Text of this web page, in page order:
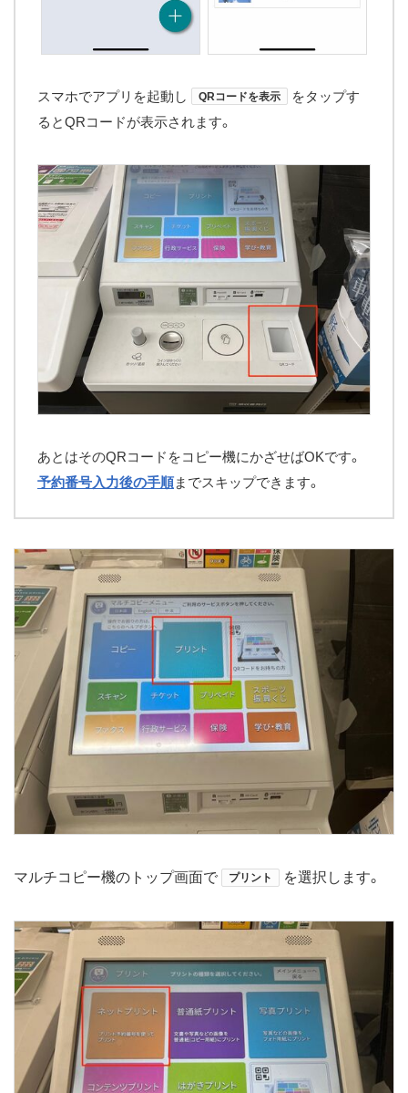
スマホでアプリを起動し QRコードを表示
をタップす
るとQRコードが表示されます。
あとはそのQRコードをコピー機にかざせばOKです。
予約番号入力後の手順までスキップできます。
マルチコピー機のトップ画面で プリント を選択します。